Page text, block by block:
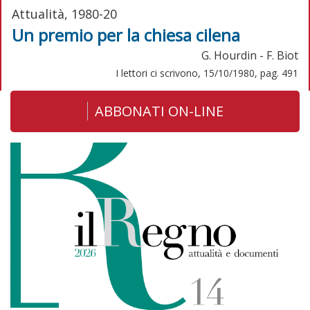
Attualità, 1980-20
Un premio per la chiesa cilena
G. Hourdin - F. Biot
I lettori ci scrivono, 15/10/1980, pag. 491
ABBONATI ON-LINE